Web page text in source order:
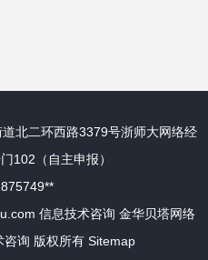
北二环西路3379号浙师大网络经
102（自主申报）
信息技术咨询 金华贝塔网络
咨询 版权所有 Sitemap